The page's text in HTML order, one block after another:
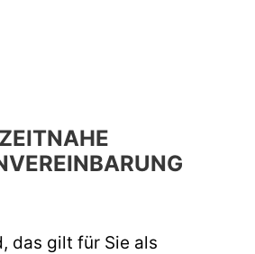
ZEITNAHE
das gilt für Sie als